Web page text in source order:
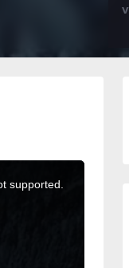
supported.